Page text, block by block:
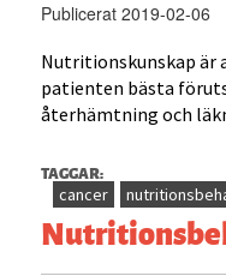
Publicerat 2019-02-06
Nutritionskunskap är
patienten bästa
återhämtning och
TAGGAR:
cancer